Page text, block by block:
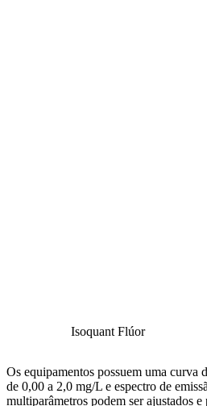
Isoquant Flúor
Os equipamentos possuem uma curva
de 0,00 a 2,0 mg/L e espectro de
multiparâmetros podem ser ajustados